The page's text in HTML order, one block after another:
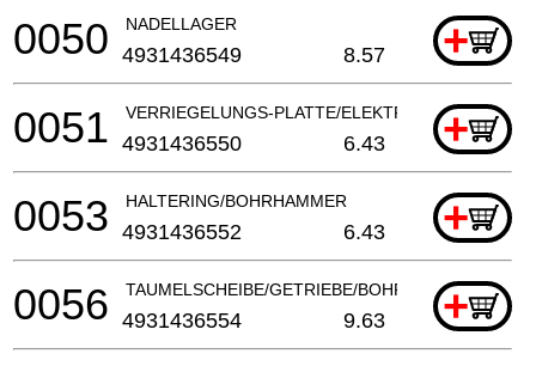
NADELLAGER +
0050 4931436549 8.57
VERRIEGELUNGS-PLATTE/ELEKTROWERKZEUG
+
0051 4931436550 6.43
HALTERING/BOHRHAMMER +
0053 4931436552 6.43
TAUMELSCHEIBE/GETRIEBE/BOHRHAMMER
+
0056 4931436554 9.63